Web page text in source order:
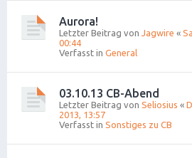
Aurora!
Letzter Beitrag von Jagwire «
00:44
Verfasst in General
03.10.13 CB-Abend
Letzter Beitrag von Seliosius «
2013, 13:57
Verfasst in Sonstiges zu CB